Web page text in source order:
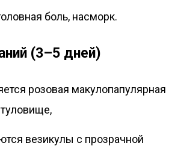
боль, насморк.
(3–5 дней)
розовая макулопапулярная
везикулы с прозрачной